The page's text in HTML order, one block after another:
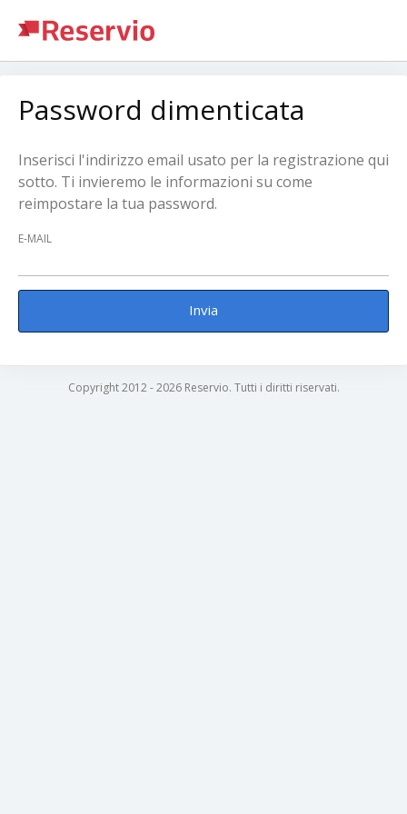
Password dimenticata
Inserisci l'indirizzo email usato per la registrazione qui
sotto. Ti invieremo le informazioni su come
reimpostare la tua password.
E-MAIL
Invia
Copyright 2012 - 2026 Reservio. Tutti i diritti riservati.